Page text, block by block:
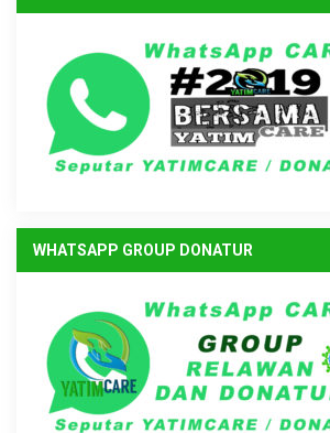
WHATSAPP GROUP DONATUR